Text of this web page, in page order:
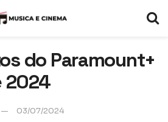
do Paramount+
2024
03/07/2024